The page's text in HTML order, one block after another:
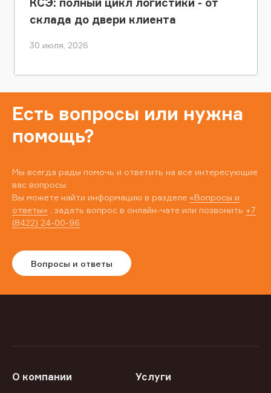
КСЭ: полный цикл логистики - от
склада до двери клиента
30 июля, 2026
Есть вопросы или нужна
помощь?
Мы всегда рады помочь и ответить на все интересующие
вас вопросы.
Вы можете найти информацию в разделе «Вопросы и
ответы» , задать вопрос в онлайн-чате или позвонить +7
(8422) 24-00-96
Вопросы и ответы
О компании Услуги